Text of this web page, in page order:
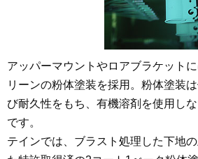
アッパーマウントやロアブラケット
リーンの粉体塗装を採用。粉体塗装
び耐久性をもち、有機溶剤を使用し
です。
テインでは、ブラスト処理した下地